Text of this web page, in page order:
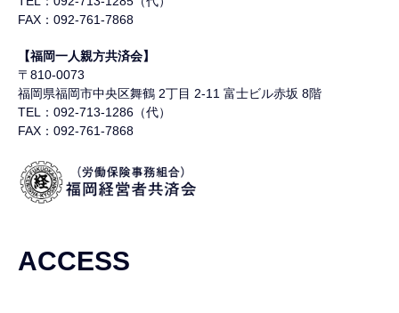
FAX：092-761-7868
【福岡一人親方共済会】
〒810-0073
福岡県福岡市中央区舞鶴 2丁目 2-11 富士ビル赤坂 8階
TEL：092-713-1286（代）
FAX：092-761-7868
ACCESS